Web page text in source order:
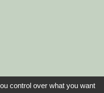
control over what you want